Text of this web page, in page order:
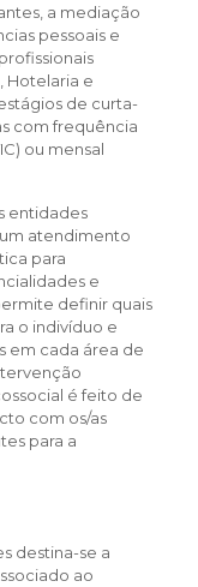
a mediação
pessoais e
Hotelaria e
de curta-
com frequência
ou mensal
entidades
atendimento
para
e
definir quais
o indivíduo e
em cada área de
é feito de
com os/as
para a
destina-se a
ao